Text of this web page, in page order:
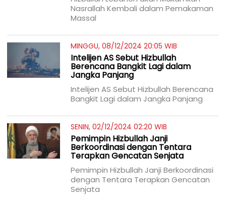
Nasrallah Kembali dalam Pemakaman
Massal
MINGGU, 08/12/2024 20:05 WIB
Intelijen AS Sebut Hizbullah
Berencana Bangkit Lagi dalam
Jangka Panjang
Intelijen AS Sebut Hizbullah Berencana
Bangkit Lagi dalam Jangka Panjang
SENIN, 02/12/2024 02:20 WIB
Pemimpin Hizbullah Janji
Berkoordinasi dengan Tentara
Terapkan Gencatan Senjata
Pemimpin Hizbullah Janji Berkoordinasi
dengan Tentara Terapkan Gencatan
Senjata